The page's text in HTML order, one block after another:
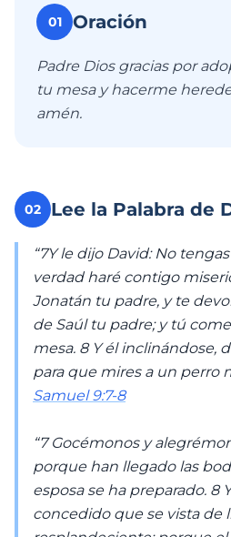
01 Oración
Padre Dios gracias por
tu mesa y hacerme
amén.
02 Lee la Palabra de
“7Y le dijo David: No
verdad haré contigo
Jonatán tu padre, y te
de Saúl tu padre; y tú
mesa. 8 Y él inclinándose,
para que mires a un perro
Samuel 9:7-8
“7 Gocémonos y
porque han llegado las
esposa se ha preparado. 8
concedido que se vista de